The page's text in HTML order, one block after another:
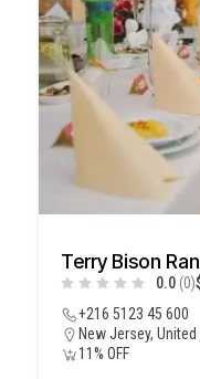
Terry Bison
0.0 (0)
+216 5123 45 600
New Jersey,
11% OFF